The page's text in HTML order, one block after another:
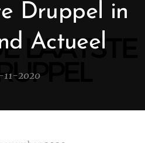
Druppel in
Actueel
11-2020